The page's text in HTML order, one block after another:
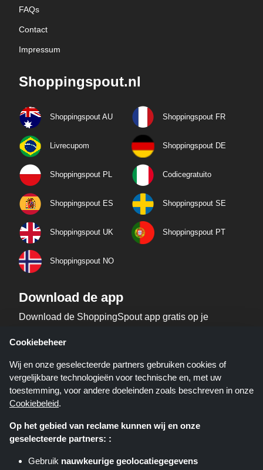
FAQs
Contact
Impressum
Shoppingspout.nl
Shoppingspout AU Shoppingspout FR
Livrecupom Shoppingspout DE
Shoppingspout PL Codicegratuito
Shoppingspout ES Shoppingspout SE
Shoppingspout UK Shoppingspout PT
Shoppingspout NO
Download de app
Download de ShoppingSpout app gratis op je
Shoppingspout.nl is een website die u deals, kortingen en kortingscodes
verschillende affiliate netwerken. Shoppingspout.nl of zijn medewerkers
Cookiebeheer
Wij en onze geselecteerde partners gebruiken cookies of
vergelijkbare technologieën voor technische en, met uw
toestemming, voor andere doeleinden zoals beschreven in onze
Cookiebeleid.
Op het gebied van reclame kunnen wij en onze
geselecteerde partners: :
Gebruik nauwkeurige geolocatiegegevens